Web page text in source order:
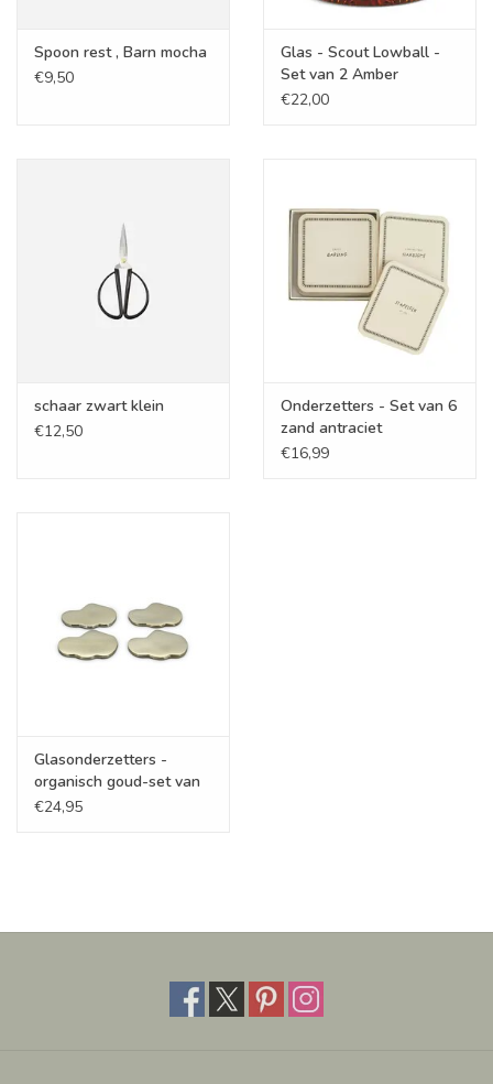
Spoon rest , Barn mocha
€9,50
Glas - Scout Lowball -
Set van 2 Amber
€22,00
schaar zwart klein
€12,50
Onderzetters - Set van 6
zand antraciet
€16,99
Glasonderzetters -
organisch goud-set van
4
€24,95